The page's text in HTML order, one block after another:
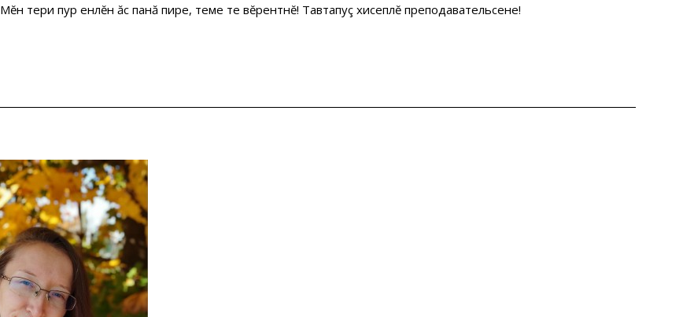
Мĕн тери пур енлĕн ăс панă пире, теме те вĕрентнĕ! Тавтапуç хисеплĕ преподавательсене!